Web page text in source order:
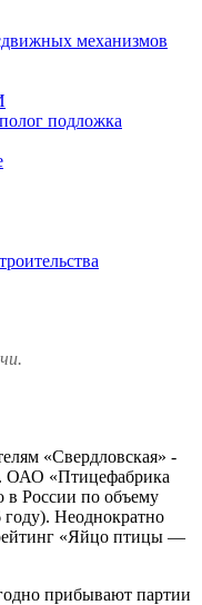
механизмов
подложка
«Свердловская» -
ОАО «Птицефабрика
в России по объему
Неоднократно
рейтинг «Яйцо птицы —
прибывают партии